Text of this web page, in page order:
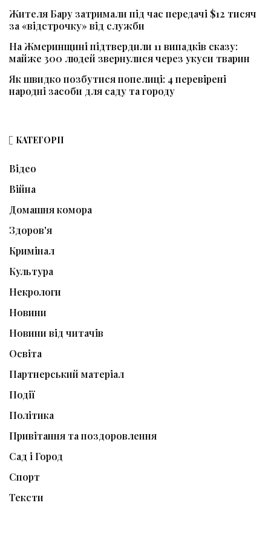
Жителя Бару затримали під час передачі $12 тисяч
за «відстрочку» від служби
На Жмеринщині підтвердили 11 випадків сказу:
майже 300 людей звернулися через укуси тварин
Як швидко позбутися попелиці: 4 перевірені
народні засоби для саду та городу
КАТЕГОРІЇ
Відео
Війна
Домашня комора
Здоров'я
Кримінал
Культура
Некрологи
Новини
Новини від читачів
Освіта
Партнерський матеріал
Події
Політика
Привітання та поздоровлення
Сад і Город
Спорт
Тексти